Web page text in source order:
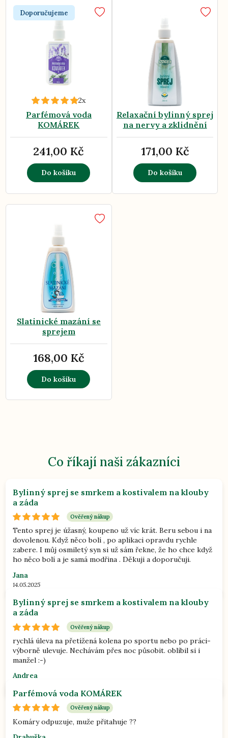
Doporučujeme
2x
Parfémová voda
KOMÁREK
241,00 Kč
Do košíku
Relaxační bylinný sprej
na nervy a zklidnění
171,00 Kč
Do košíku
Slatinické mazání se
sprejem
168,00 Kč
Do košíku
Co říkají naši zákazníci
Bylinný sprej se smrkem a kostivalem na klouby
a záda
Ověřený nákup
Tento sprej je úžasný, koupeno už víc krát. Beru sebou i na
dovolenou. Když něco bolí , po aplikaci opravdu rychle
zabere. I můj osmiletý syn si už sám řekne, že ho chce když
ho něco bolí a je samá modřina . Děkuji a doporučuji.
Jana
14.05.2025
Bylinný sprej se smrkem a kostivalem na klouby
a záda
Ověřený nákup
rychlá úleva na přetížená kolena po sportu nebo po práci-
výborně ulevuje. Nechávám přes noc působit. oblíbil si i
manžel :-)
Andrea
Parfémová voda KOMÁREK
Ověřený nákup
Komáry odpuzuje, muže přitahuje ??